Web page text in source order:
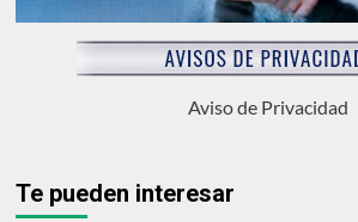
Aviso de Privacidad
Te pueden interesar